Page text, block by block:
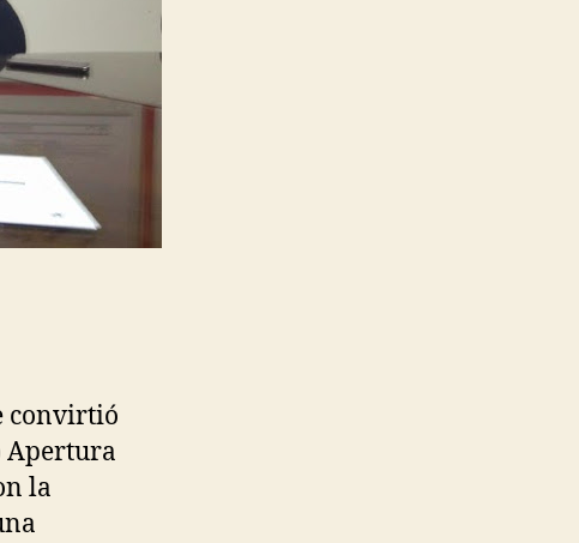
convirtió
Apertura
la